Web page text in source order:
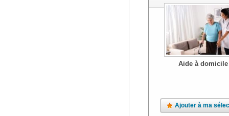
Aide à domicile
Ajouter à ma